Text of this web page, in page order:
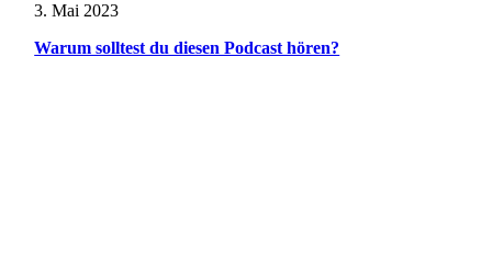
3. Mai 2023
Warum solltest du diesen Podcast hören?